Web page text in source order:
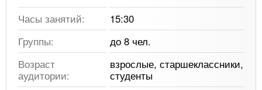
Часы занятий:
15:30
Группы:
до 8 чел.
Возраст
аудитории:
взрослые, старшеклассники,
студенты